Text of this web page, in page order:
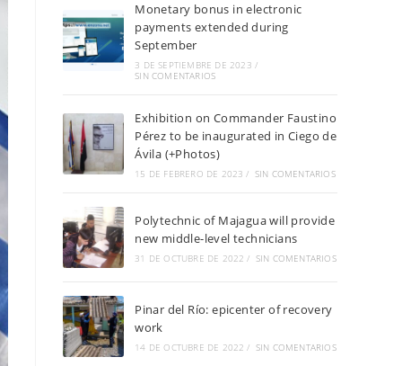
Monetary bonus in electronic
payments extended during
September
3 DE SEPTIEMBRE DE 2023 /
SIN COMENTARIOS
Exhibition on Commander Faustino
Pérez to be inaugurated in Ciego de
Ávila (+Photos)
15 DE FEBRERO DE 2023 / SIN COMENTARIOS
Polytechnic of Majagua will provide
new middle-level technicians
31 DE OCTUBRE DE 2022 / SIN COMENTARIOS
Pinar del Río: epicenter of recovery
work
14 DE OCTUBRE DE 2022 / SIN COMENTARIOS